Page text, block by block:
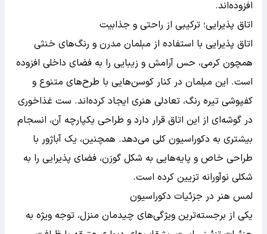
افزوده‌اند.
اتاق پذیرایی؛ ترکیبی از راحتی و جذابیت
اتاق پذیرایی با استفاده از مبلمان مدرن و رنگ‌های خنثی
همچون کرمی، حس آرامش و زیبایی را به فضای داخلی افزوده
است. این مبلمان در کنار کوسن‌هایی با طرح‌های متنوع و
کفپوشی تیره رنگ، تعادلی هنری ایجاد کرده‌اند. ست غذاخوری
در گوشه‌ای از این اتاق قرار دارد و طراحی یکپارچه آن، انسجام
بیشتری به دکوراسیون کلی می‌دهد. همچنین، یک آباژور با
طراحی خاص و پایه‌هایی به شکل گوزن، فضای پذیرایی را به
شکلی نوآورانه تزیین کرده است.
لمس هنر در جزئیات دکوراسیون
یکی از برجسته‌ترین ویژگی‌های چیدمان منزل، توجه ویژه به